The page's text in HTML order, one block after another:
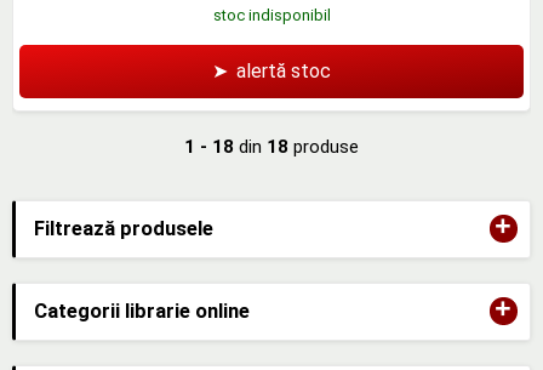
Filtrează produsele +
Categorii librarie online +
stoc indisponibil
➤ alertă stoc
1 - 18 din 18 produse